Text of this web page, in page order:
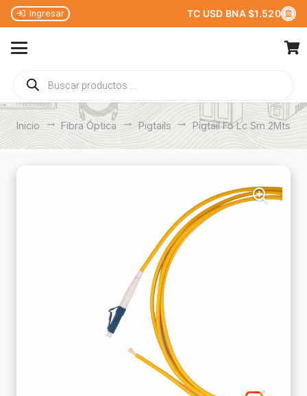
Ingresar TC USD BNA $1.520
Búsqueda
de
productos
Inicio trending_flat Fibra Óptica trending_flat Pigtails trending_flat Pigtail Fo Lc Sm 2Mts